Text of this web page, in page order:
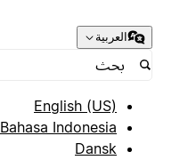
العربية
English (US)
Bahasa Indonesia
Dansk